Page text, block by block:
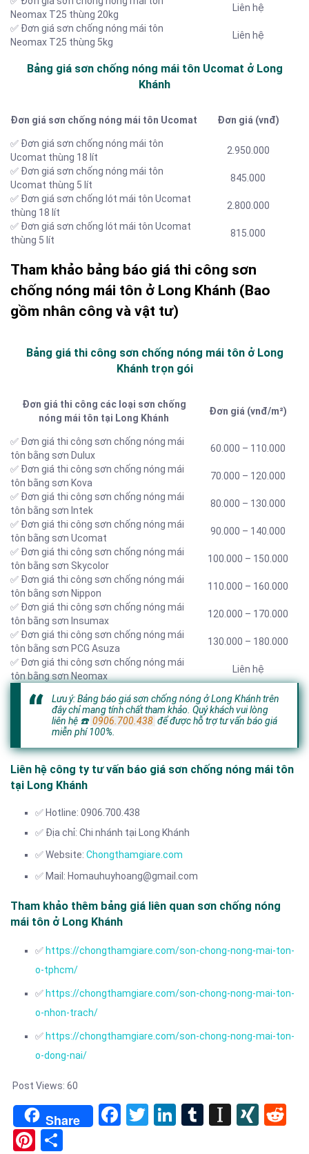
Neomax T25 thùng 20kg
Liên hệ
✅ Đơn giá sơn chống nóng mái tôn
Neomax T25 thùng 5kg
Liên hệ
Bảng giá sơn chống nóng mái tôn Ucomat ở Long
Khánh
Đơn giá sơn chống nóng mái tôn Ucomat Đơn giá (vnđ)
✅ Đơn giá sơn chống nóng mái tôn
Ucomat thùng 18 lít
2.950.000
✅ Đơn giá sơn chống nóng mái tôn
Ucomat thùng 5 lít
845.000
✅ Đơn giá sơn chống lót mái tôn Ucomat
thùng 18 lít
2.800.000
✅ Đơn giá sơn chống lót mái tôn Ucomat
thùng 5 lít
815.000
Tham khảo bảng báo giá thi công sơn
chống nóng mái tôn ở Long Khánh (Bao
gồm nhân công và vật tư)
Bảng giá thi công sơn chống nóng mái tôn ở Long
Khánh trọn gói
Đơn giá thi công các loại sơn chống
nóng mái tôn tại Long Khánh
Đơn giá (vnđ/m²)
✅ Đơn giá thi công sơn chống nóng mái
tôn bằng sơn Dulux
60.000 – 110.000
✅ Đơn giá thi công sơn chống nóng mái
tôn bằng sơn Kova
70.000 – 120.000
✅ Đơn giá thi công sơn chống nóng mái
tôn bằng sơn Intek
80.000 – 130.000
✅ Đơn giá thi công sơn chống nóng mái
tôn bằng sơn Ucomat
90.000 – 140.000
✅ Đơn giá thi công sơn chống nóng mái
tôn bằng sơn Skycolor
100.000 – 150.000
✅ Đơn giá thi công sơn chống nóng mái
tôn bằng sơn Nippon
110.000 – 160.000
✅ Đơn giá thi công sơn chống nóng mái
tôn bằng sơn Insumax
120.000 – 170.000
✅ Đơn giá thi công sơn chống nóng mái
tôn bằng sơn PCG Asuza
130.000 – 180.000
✅ Đơn giá thi công sơn chống nóng mái
tôn bằng sơn Neomax
Liên hệ
Lưu ý: Bảng báo giá sơn chống nóng ở Long Khánh trên
đây chỉ mang tính chất tham khảo. Quý khách vui lòng
liên hệ ☎️ 0906.700.438 để được hỗ trợ tư vấn báo giá
miễn phí 100%.
Liên hệ công ty tư vấn báo giá sơn chống nóng mái tôn
tại Long Khánh
✅ Hotline: 0906.700.438
✅ Địa chỉ: Chi nhánh tại Long Khánh
✅ Website: Chongthamgiare.com
✅ Mail: Homauhuyhoang@gmail.com
Tham khảo thêm bảng giá liên quan sơn chống nóng
mái tôn ở Long Khánh
✅ https://chongthamgiare.com/son-chong-nong-mai-ton-
o-tphcm/
✅ https://chongthamgiare.com/son-chong-nong-mai-ton-
o-nhon-trach/
✅ https://chongthamgiare.com/son-chong-nong-mai-ton-
o-dong-nai/
Post Views: 60
Share Facebook
TwitterLinkedIn
Tumblr
Pinterest